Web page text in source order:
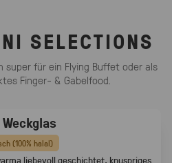
SELECTIONS
super für ein Flying Buffet oder als
Finger- & Gabelfood.
(100% halal)
liebevoll geschichtet, knuspriges